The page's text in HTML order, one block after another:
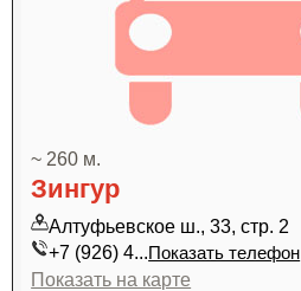
~ 260 м.
Зингур
Алтуфьевское ш., 33, стр. 2
+7 (926) 4...Показать телефон
Показать на карте